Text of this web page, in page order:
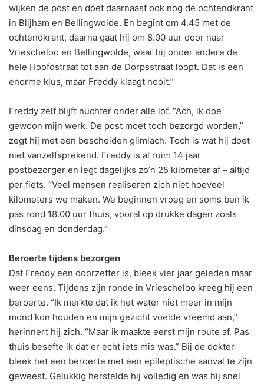
wijken de post en doet daarnaast ook nog de ochtendkrant
in Blijham en Bellingwolde. En begint om 4.45 met de
ochtendkrant, daarna gaat hij om 8.00 uur door naar
Vriescheloo en Bellingwolde, waar hij onder andere de
hele Hoofdstraat tot aan de Dorpsstraat loopt. Dat is een
enorme klus, maar Freddy klaagt nooit.”
Freddy zelf blijft nuchter onder alle lof. “Ach, ik doe
gewoon mijn werk. De post moet toch bezorgd worden,”
zegt hij met een bescheiden glimlach. Toch is wat hij doet
niet vanzelfsprekend. Freddy is al ruim 14 jaar
postbezorger en legt dagelijks zo’n 25 kilometer af – altijd
per fiets. “Veel mensen realiseren zich niet hoeveel
kilometers we maken. We beginnen vroeg en soms ben ik
pas rond 18.00 uur thuis, vooral op drukke dagen zoals
dinsdag en donderdag.”
Beroerte tijdens bezorgen
Dat Freddy een doorzetter is, bleek vier jaar geleden maar
weer eens. Tijdens zijn ronde in Vriescheloo kreeg hij een
beroerte. “Ik merkte dat ik het water niet meer in mijn
mond kon houden en mijn gezicht voelde vreemd aan,”
herinnert hij zich. “Maar ik maakte eerst mijn route af. Pas
thuis besefte ik dat er echt iets mis was.” Bij de dokter
bleek het een beroerte met een epileptische aanval te zijn
geweest. Gelukkig herstelde hij volledig en was hij snel